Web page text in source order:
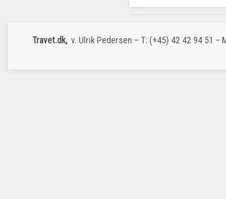
Travet.dk, v. Ulrik Pedersen – T: (+45) 42 42 94 51 –